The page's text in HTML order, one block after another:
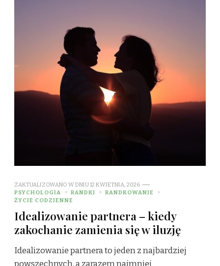
ZAKTUALIZOWANO W DNIU12 KWIETNIA, 2026
PSYCHOLOGIA
RANDKI
RANDKOWANIE
ŻYCIE CODZIENNE
Idealizowanie partnera – kiedy
zakochanie zamienia się w iluzję
Idealizowanie partnera to jeden z najbardziej
powszechnych, a zarazem najmniej